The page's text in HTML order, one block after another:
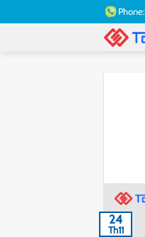
qua
Phone:
24
Th11